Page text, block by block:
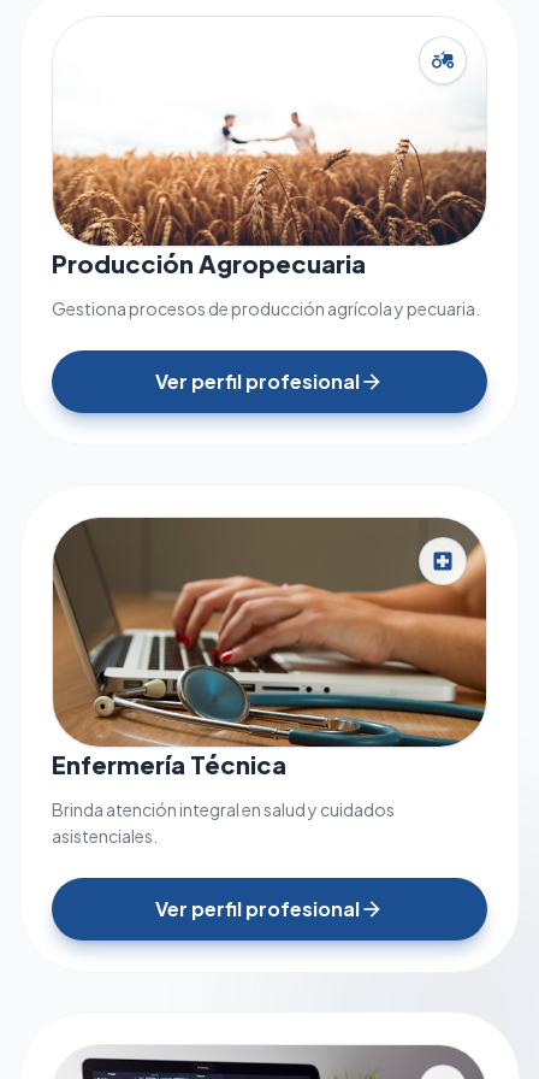
agriculture
Producción Agropecuaria
Gestiona procesos de producción agrícola y pecuaria.
Ver perfil profesionalarrow_forward
local_hospital
Enfermería Técnica
Brinda atención integral en salud y cuidados
asistenciales.
Ver perfil profesionalarrow_forward